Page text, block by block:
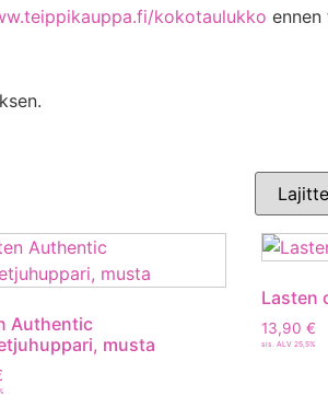
kokotaulukko ennen
Authentic
musta
Lasten
13,90 €
sis. ALV 25,5%